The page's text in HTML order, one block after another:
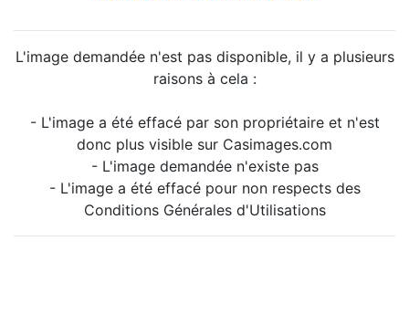
L'image demandée n'est pas disponible, il y a plusieurs
raisons à cela :
- L'image a été effacé par son propriétaire et n'est
donc plus visible sur Casimages.com
- L'image demandée n'existe pas
- L'image a été effacé pour non respects des
Conditions Générales d'Utilisations